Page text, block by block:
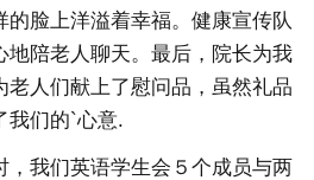
的脸上洋溢着幸福。健康宣传队
地陪老人聊天。最后，院长为我
老人们献上了慰问品，虽然礼品
我们的`心意.
我们英语学生会５个成员与两